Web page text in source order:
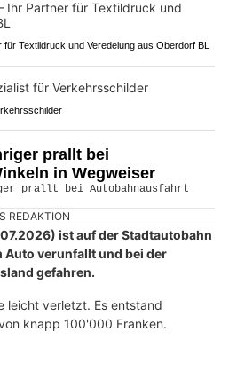
Textildruck und Veredelung aus Oberdorf BL
prallt bei
in Wegweiser
REDAKTION
ist auf der Stadtautobahn
Auto verunfallt und bei der
gefahren.
leicht verletzt. Es entstand
knapp 100'000 Franken.